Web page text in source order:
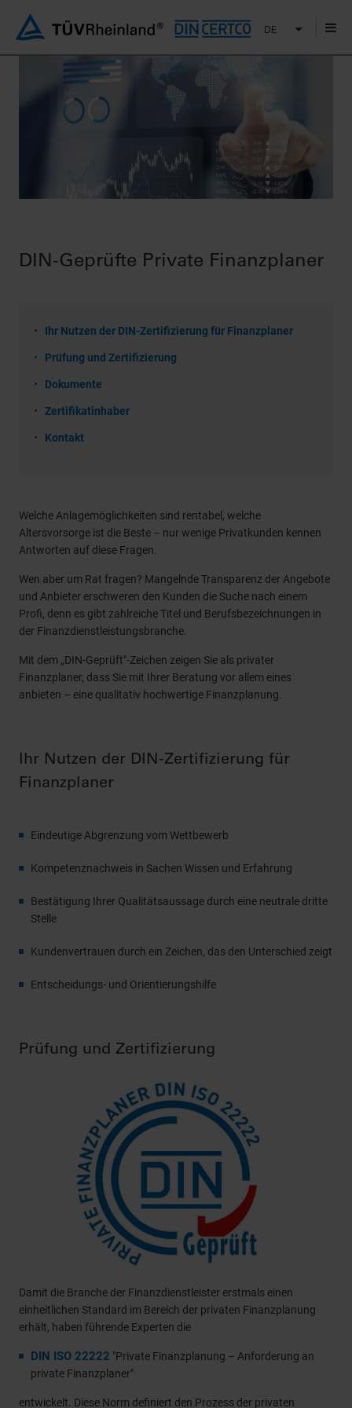
DE
DIN-Geprüfte Private Finanzplaner
Ihr Nutzen der DIN-Zertifizierung für Finanzplaner
Prüfung und Zertifizierung
Dokumente
Zertifikatinhaber
Kontakt
Welche Anlagemöglichkeiten sind rentabel, welche
Altersvorsorge ist die Beste – nur wenige Privatkunden kennen
Antworten auf diese Fragen.
Wen aber um Rat fragen? Mangelnde Transparenz der Angebote
und Anbieter erschweren den Kunden die Suche nach einem
Profi, denn es gibt zahlreiche Titel und Berufsbezeichnungen in
der Finanzdienstleistungsbranche.
Mit dem „DIN-Geprüft"-Zeichen zeigen Sie als privater
Finanzplaner, dass Sie mit Ihrer Beratung vor allem eines
anbieten – eine qualitativ hochwertige Finanzplanung.
Ihr Nutzen der DIN-Zertifizierung für
Finanzplaner
Eindeutige Abgrenzung vom Wettbewerb
Kompetenznachweis in Sachen Wissen und Erfahrung
Bestätigung Ihrer Qualitätsaussage durch eine neutrale dritte
Stelle
Kundenvertrauen durch ein Zeichen, das den Unterschied zeigt
Entscheidungs- und Orientierungshilfe
Prüfung und Zertifizierung
Damit die Branche der Finanzdienstleister erstmals einen
einheitlichen Standard im Bereich der privaten Finanzplanung
erhält, haben führende Experten die
DIN ISO 22222 "Private Finanzplanung – Anforderung an
private Finanzplaner"
entwickelt. Diese Norm definiert den Prozess der privaten